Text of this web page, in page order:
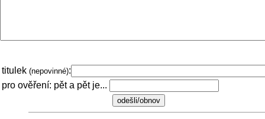
titulek (nepovinné):
pro ověření: pět a pět je...